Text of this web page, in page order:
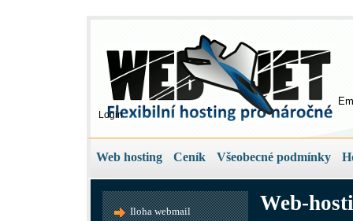
Login
Web hosting Ceník Všeobecné podmínky
Web-
Iloha webmail